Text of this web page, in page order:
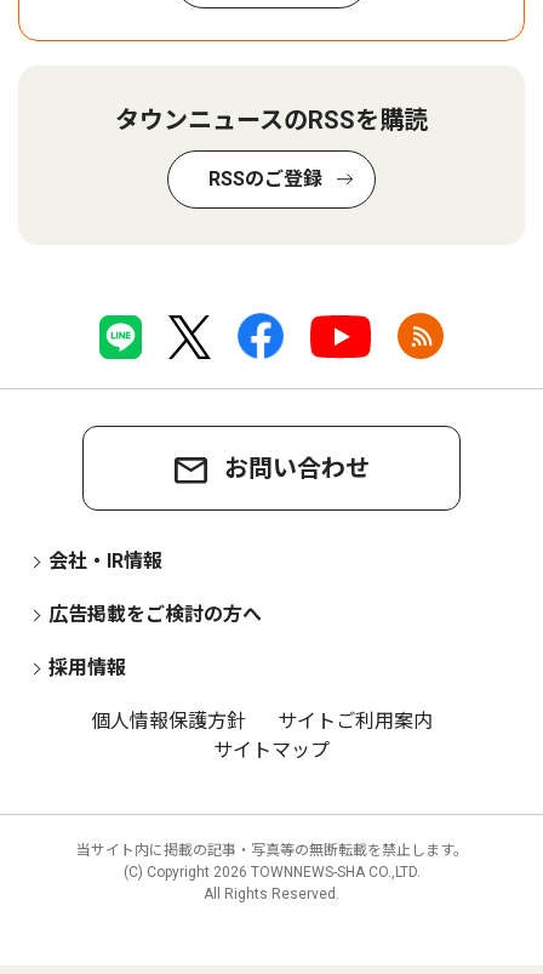
タウンニュースのRSSを購読
RSSのご登録
お問い合わせ
会社・IR情報
広告掲載をご検討の方へ
採用情報
個人情報保護方針
サイトご利用案内
サイトマップ
当サイト内に掲載の記事・写真等の無断転載を禁止します。
(C) Copyright 2026 TOWNNEWS-SHA CO.,LTD.
All Rights Reserved.